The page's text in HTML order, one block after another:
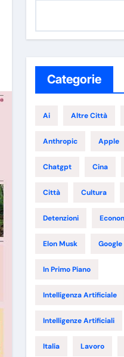
Categorie
Ai Altre Città
Anthropic Apple
Chatgpt Cina
Città Cultura
Detenzioni
Elon Musk Google
In Primo Piano
Intelligenza Artificiale
Intelligenze Artificiali
Italia Lavoro